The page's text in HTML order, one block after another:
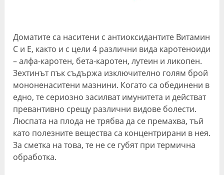
Доматите са наситени с антиоксидантите Витамин
C и E, както и с цели 4 различни вида каротеноиди
– алфа-каротен, бета-каротен, лутеин и ликопен.
Зехтинът пък съдържа изключително голям брой
мононенаситени мазнини. Когато са обединени в
едно, те сериозно засилват имунитета и действат
превантивно срещу различни видове болести.
Люспата на плода не трябва да се премахва, тъй
като полезните вещества са концентрирани в нея.
За сметка на това, те не се губят при термична
обработка.